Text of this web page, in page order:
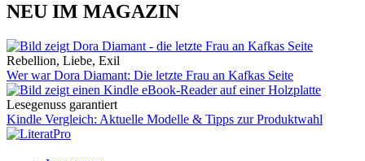
NEU IM MAGAZIN
Rebellion, Liebe, Exil
Wer war Dora Diamant: Die letzte Frau an Kafkas Seite
Lesegenuss garantiert
Kindle Vergleich: Aktuelle Modelle & Tipps zur Produktwahl